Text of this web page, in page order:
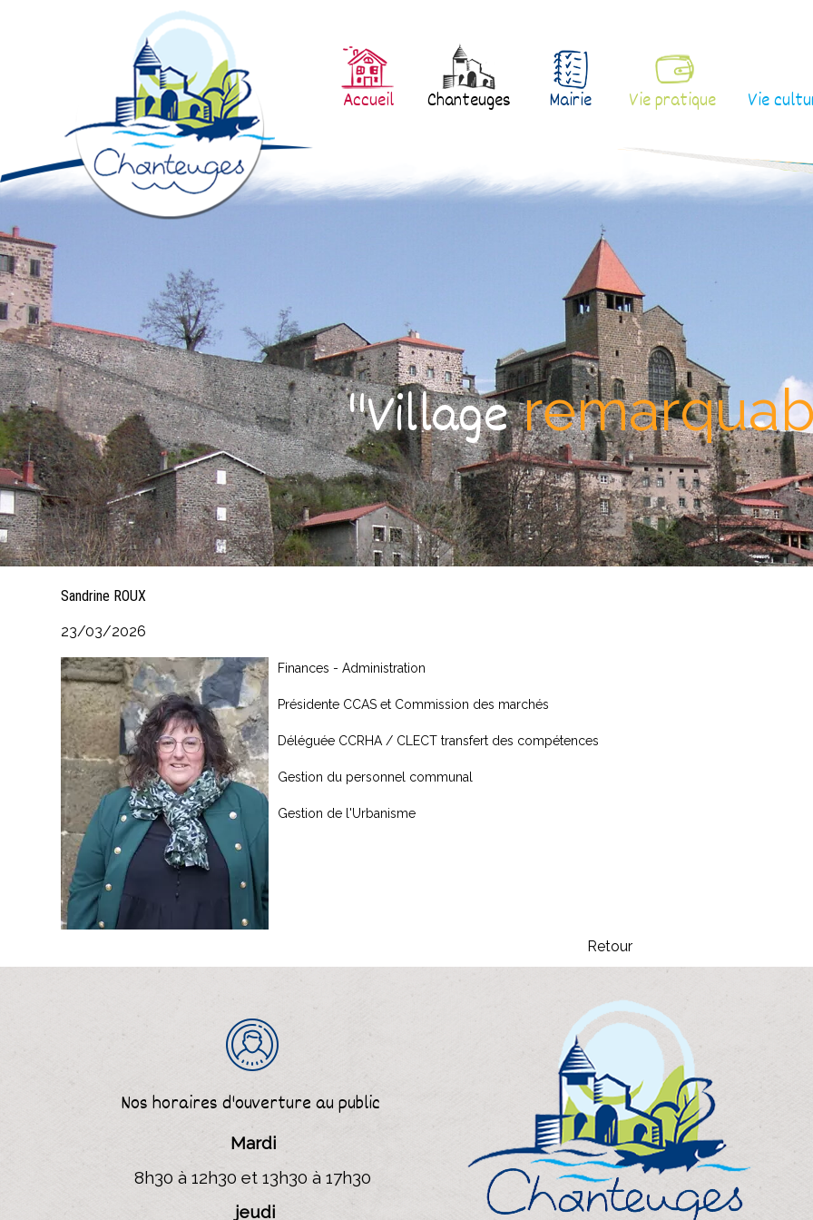
Accueil Chanteuges Mairie Vie pratique Vie
"Village
Sandrine ROUX
23/03/2026
Finances - Administration
Présidente CCAS et Commission des marchés
Déléguée CCRHA / CLECT transfert des compétences
Gestion du personnel communal
Gestion de l'Urbanisme
Retour
Nos horaires d'ouvertureau public
Mardi
8h30 à 12h30 et 13h30 à 17h30
jeudi